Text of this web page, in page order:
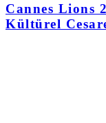
Cannes Lions
Kültürel